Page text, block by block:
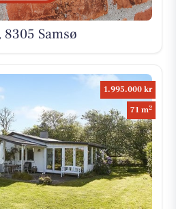
Samsø
1.995.000 kr
71 m2